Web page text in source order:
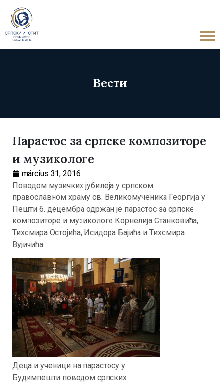
Вести
Парастос за српске композиторе
и музикологе
március 31, 2016
Поводом музичких јубилеја у српском
православном храму св. Великомученика Георгија у
Пешти 6. децембра одржан је парастос за српске
композиторе и музикологе Корнелија Станковића,
Тихомира Остојића, Исидора Бајића и Тихомира
Вујичића.
Деца и ученици на парастосу у
Будимпешти поводом српских